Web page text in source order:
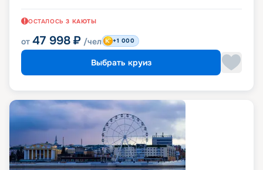
ОСТАЛОСЬ 3 КАЮТЫ
от 47 998 ₽ /чел +1 000
Выбрать круиз